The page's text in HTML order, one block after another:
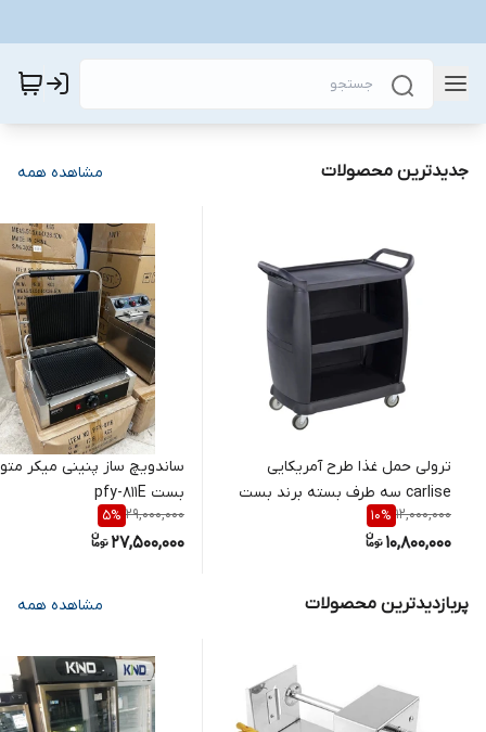
جدیدترین محصولات مشاهده همه
ترولی حمل غذا طرح آمریکایی
carlise سه طرف بسته برند بست
PT-640-P
12,000,000
10%
10,800,000
ساندویچ ساز پنینی میکر
بست pfy-811E
29,000,000
5%
27,500,000
پربازدیدترین محصولات مشاهده همه